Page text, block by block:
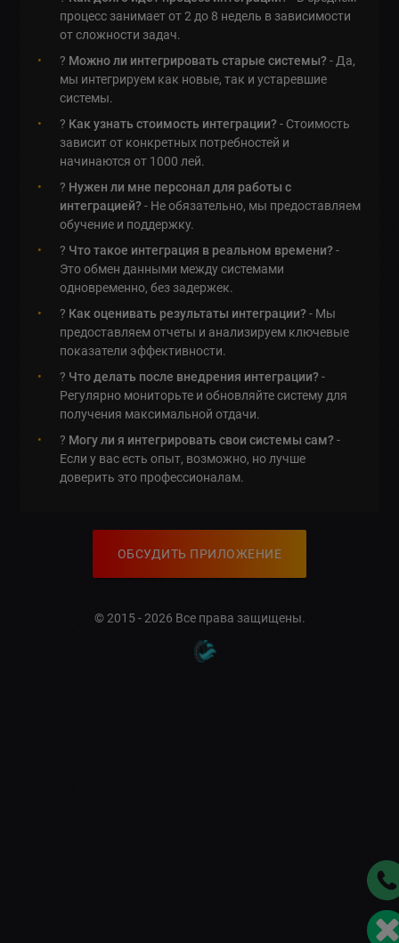
процесс занимает от 2 до 8 недель в зависимости
от сложности задач.
? Можно ли интегрировать старые системы?- Да,
мы интегрируем как новые, так и устаревшие
системы.
? Как узнать стоимость интеграции?- Стоимость
зависит от конкретных потребностей и
начинаются от 1000 лей.
? Нужен ли мне персонал для работы с
интеграцией?- Не обязательно, мы предоставляем
обучение и поддержку.
? Что такое интеграция в реальном времени?-
Это обмен данными между системами
одновременно, без задержек.
? Как оценивать результаты интеграции?- Мы
предоставляем отчеты и анализируем ключевые
показатели эффективности.
? Что делать после внедрения интеграции?-
Регулярно мониторьте и обновляйте систему для
получения максимальной отдачи.
? Могу ли я интегрировать свои системы сам?-
Если у вас есть опыт, возможно, но лучше
доверить это профессионалам.
ОБСУДИТЬ ПРИЛОЖЕНИЕ
© 2015 - 2026 Все права защищены.